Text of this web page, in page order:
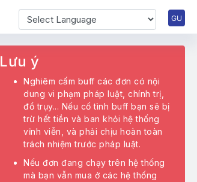
Powered by
Lưu ý
Nghiêm cấm buff các đơn có nội
dung vi phạm pháp luật, chính trị,
đồ trụy... Nếu cố tình buff bạn sẽ bị
trừ hết tiền và ban khỏi hệ thống
vĩnh viễn, và phải chịu hoàn toàn
trách nhiệm trước pháp luật.
Nếu đơn đang chạy trên hệ thống
mà bạn vẫn mua ở các hệ thống